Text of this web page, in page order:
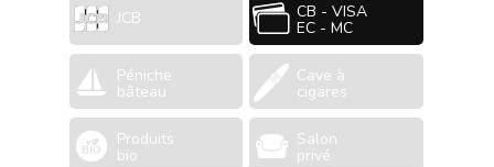
JCB CB - VISA
EC - MC
Péniche
bâteau
Cave à
cigares
Produits
bio
Salon
privé